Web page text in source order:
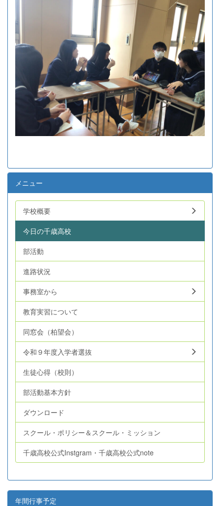
メニュー
学校概要
今日の千歳高校
部活動
進路状況
事務室から
教育実習について
同窓会（柏望会）
令和９年度入学者選抜
生徒心得（校則）
部活動基本方針
ダウンロード
スクール・ポリシー＆スクール・ミッション
千歳高校公式Instgram・千歳高校公式note
年間行事予定